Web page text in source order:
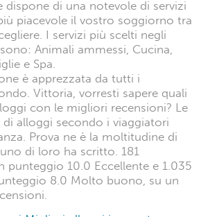
dispone di una notevole di servizi
piacevole il vostro soggiorno tra
I servizi più scelti negli
Animali ammessi, Cucina,
e Spa.
è apprezzata da tutti i
Vittoria, vorresti sapere quali
con le migliori recensioni? Le
alloggi secondo i viaggiatori
Prova ne è la moltitudine di
di loro ha scritto. 181
punteggio 10.0 Eccellente e 1.035
8.0 Molto buono, su un